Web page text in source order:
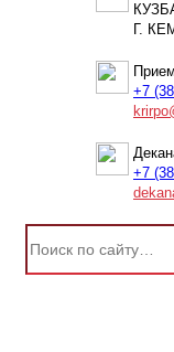
Г.
+7
+7